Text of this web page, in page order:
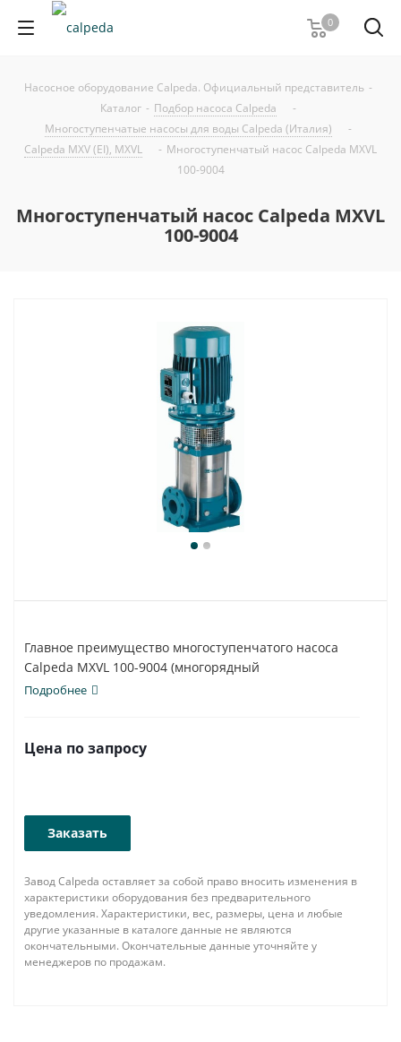
0
Насосное оборудование Calpeda. Официальный представитель -
Каталог - Подбор насоса Calpeda
-
Многоступенчатые насосы для воды Calpeda (Италия)
-
Calpeda MXV (EI), MXVL
- Многоступенчатый насос Calpeda MXVL
100-9004
Многоступенчатый насос Calpeda MXVL
100-9004
Главное преимущество многоступенчатого насоса
Calpeda MXVL 100-9004 (многорядный
вертикальный)...
Подробнее
Цена по запросу
Заказать
Завод Calpeda оставляет за собой право вносить изменения в
характеристики оборудования без предварительного
уведомления. Характеристики, вес, размеры, цена и любые
другие указанные в каталоге данные не являются
окончательными. Окончательные данные уточняйте у
менеджеров по продажам.